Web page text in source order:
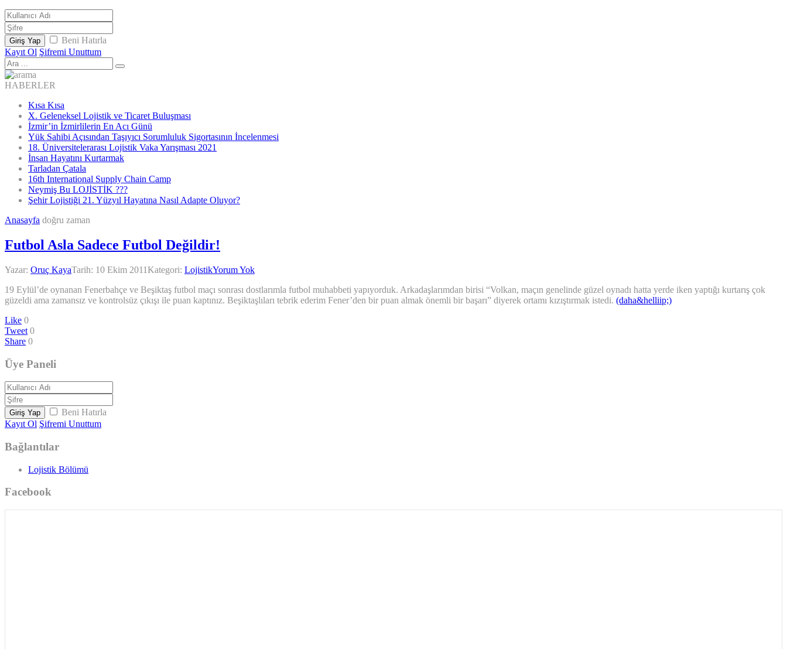
Giriş Yap
Beni Hatırla
Kayıt Ol Şifremi Unuttum
HABERLER
Kısa Kısa
X. Geleneksel Lojistik ve Ticaret Buluşması
İzmir’in İzmirlilerin En Acı Günü
Yük Sahibi Açısından Taşıyıcı Sorumluluk Sigortasının İncelenmesi
18. Üniversitelerarası Lojistik Vaka Yarışması 2021
İnsan Hayatını Kurtarmak
Tarladan Çatala
16th International Supply Chain Camp
Neymiş Bu LOJİSTİK ???
Şehir Lojistiği 21. Yüzyıl Hayatına Nasıl Adapte Oluyor?
Anasayfa doğru zaman
Futbol Asla Sadece Futbol Değildir!
Yazar: Oruç KayaTarih: 10 Ekim 2011Kategori: LojistikYorum Yok
19 Eylül’de oynanan Fenerbahçe ve Beşiktaş futbol maçı sonrası dostlarımla futbol muhabbeti yapıyorduk. Arkadaşlarımdan birisi “Volkan, maçın genelinde güzel oynadı hatta yerde iken yaptığı kurtarış çok
güzeldi ama zamansız ve kontrolsüz çıkışı ile puan kaptınız. Beşiktaşlıları tebrik ederim Fener’den bir puan almak önemli bir başarı” diyerek ortamı kızıştırmak istedi. (daha&helliip;)
Like 0
Tweet 0
Share 0
Üye Paneli
Giriş Yap
Beni Hatırla
Kayıt Ol Şifremi Unuttum
Bağlantılar
Lojistik Bölümü
Facebook